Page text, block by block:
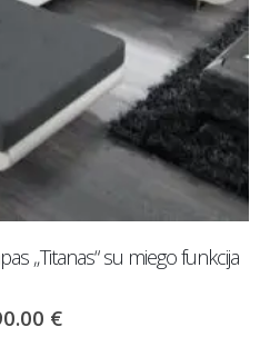
„Titanas“ su miego funkcija
€